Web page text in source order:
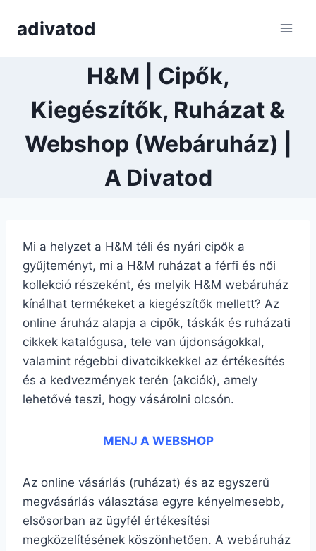
adivatod
H&M | Cipők,
Kiegészítők, Ruházat &
Webshop (Webáruház) |
A Divatod
Mi a helyzet a H&M téli és nyári cipők a
gyűjteményt, mi a H&M ruházat a férfi és női
kollekció részeként, és melyik H&M webáruház
kínálhat termékeket a kiegészítők mellett? Az
online áruház alapja a cipők, táskák és ruházati
cikkek katalógusa, tele van újdonságokkal,
valamint régebbi divatcikkekkel az értékesítés
és a kedvezmények terén (akciók), amely
lehetővé teszi, hogy vásárolni olcsón.
MENJ A WEBSHOP
Az online vásárlás (ruházat) és az egyszerű
megvásárlás választása egyre kényelmesebb,
elsősorban az ügyfél értékesítési
megközelítésének köszönhetően. A webáruház